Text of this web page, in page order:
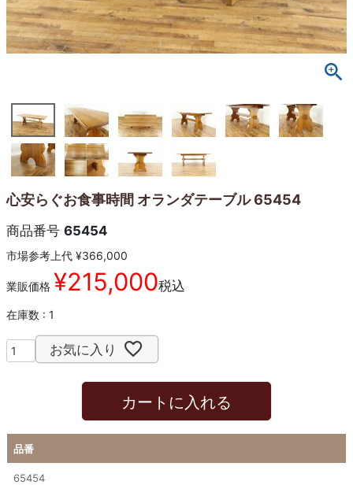
心安らぐお食事時間 オランダテーブル 65454
商品番号 65454
市場参考上代 ¥366,000
業販価格 ¥215,000税込
在庫数 1
お気に入り
カートに入れる
品番
65454